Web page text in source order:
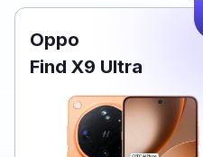
Oppo
Find X9 Ultra